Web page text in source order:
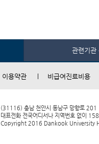
관련기관
이용약관 비급여진료비용
(31116) 충남 천안시 동남구 망향로 201
대표전화 전국어디서나 지역번호 없이
Copyright 2016 Dankook University